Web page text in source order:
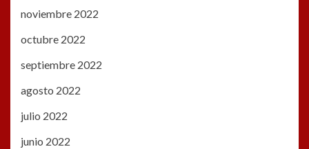
noviembre 2022
octubre 2022
septiembre 2022
agosto 2022
julio 2022
junio 2022